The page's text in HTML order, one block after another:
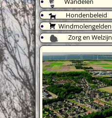
Hondenbeleid
Windmolengelden
Zorg en Welzijn